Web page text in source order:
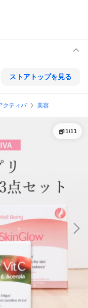
ストアトップを見る
クティバ 美容
1/11